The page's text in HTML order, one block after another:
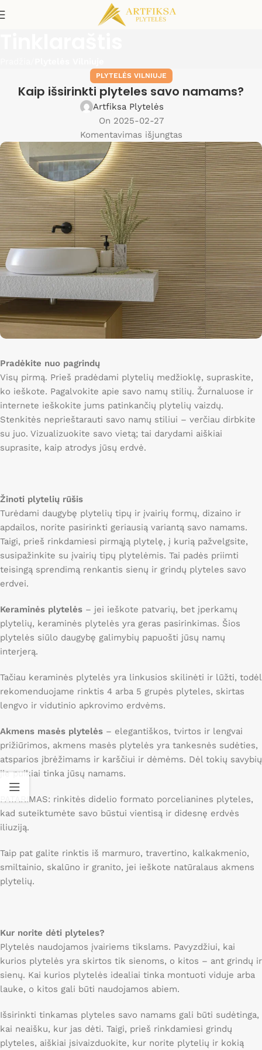
PLYTELĖS VILNIUJE
Kaip išsirinkti plyteles savo namams?
Artfiksa Plytelės
On 2025-02-27
Komentavimas išjungtas
Pradėkite nuo pagrindų
Visų pirmą. Prieš pradėdami plytelių medžioklę, supraskite,
ko ieškote. Pagalvokite apie savo namų stilių. Žurnaluose ir
internete ieškokite jums patinkančių plytelių vaizdų.
Stenkitės neprieštarauti savo namų stiliui – verčiau dirbkite
su juo. Vizualizuokite savo vietą; tai darydami aiškiai
suprasite, kaip atrodys jūsų erdvė.
Žinoti plytelių rūšis
Turėdami daugybę plytelių tipų ir įvairių formų, dizaino ir
apdailos, norite pasirinkti geriausią variantą savo namams.
Taigi, prieš rinkdamiesi pirmąją plytelę, į kurią pažvelgsite,
susipažinkite su įvairių tipų plytelėmis. Tai padės priimti
teisingą sprendimą renkantis sienų ir grindų plyteles savo
erdvei.
Keraminės plytelės – jei ieškote patvarių, bet įperkamų
plytelių, keraminės plytelės yra geras pasirinkimas. Šios
plytelės siūlo daugybę galimybių papuošti jūsų namų
interjerą.
Tačiau keraminės plytelės yra linkusios skilinėti ir lūžti, todėl
rekomenduojame rinktis 4 arba 5 grupės plyteles, skirtas
lengvo ir vidutinio apkrovimo erdvėms.
Akmens masės plytelės – elegantiškos, tvirtos ir lengvai
prižiūrimos, akmens masės plytelės yra tankesnės sudėties,
atsparios įbrėžimams ir karščiui ir dėmėms. Dėl tokių savybių
jie puikiai tinka jūsų namams.
PATARIMAS: rinkitės didelio formato porcelianines plyteles,
kad suteiktumėte savo būstui vientisą ir didesnę erdvės
iliuziją.
Taip pat galite rinktis iš marmuro, travertino, kalkakmenio,
smiltainio, skalūno ir granito, jei ieškote natūralaus akmens
plytelių.
Kur norite dėti plyteles?
Plytelės naudojamos įvairiems tikslams. Pavyzdžiui, kai
kurios plytelės yra skirtos tik sienoms, o kitos – ant grindų ir
sienų. Kai kurios plytelės idealiai tinka montuoti viduje arba
lauke, o kitos gali būti naudojamos abiem.
Išsirinkti tinkamas plyteles savo namams gali būti sudėtinga,
kai neaišku, kur jas dėti. Taigi, prieš rinkdamiesi grindų
plyteles, aiškiai įsivaizduokite, kur norite plytelių ir kokią